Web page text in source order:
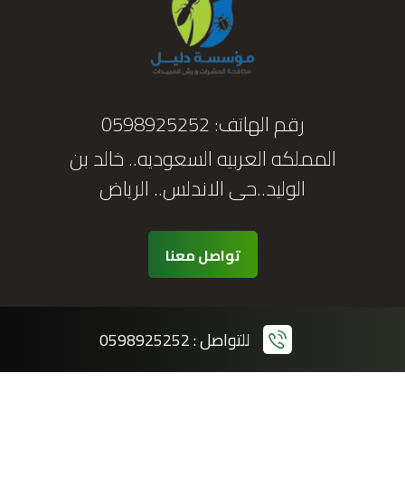
رقم الهاتف:0598925252
المملكه العربيه السعوديه.. خالد بن
الوليد..حى الاندلس.. الرياض
تواصل معنا
للتواصل : 0598925252